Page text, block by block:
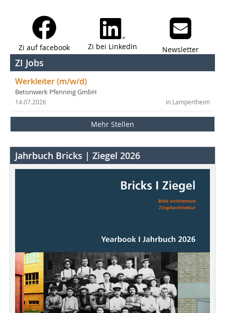
Zi auf facebook Zi bei LinkedIn Newsletter
ZI Jobs
Werkleiter (m/w/d)
Betonwerk Pfenning GmbH
in Lampertheim
14.07.2026
Mehr Stellen
Jahrbuch Bricks | Ziegel 2026